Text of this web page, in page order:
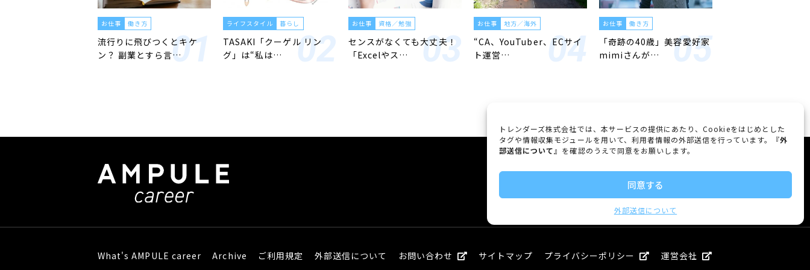
トレンダーズ株式会社では、本サービスの提供にあたり、Cookieをはじめとした
タグや情報収集モジュールを用いて、利用者情報の外部送信を行っています。『外
部送信について 』を確認のうえで同意をお願いします。
同意する
外部送信について
お仕事 働き方
流行りに飛びつくとキケ
ン？ 副業とすら言…
ライフスタイル 暮らし
TASAKI「クーゲル リン
グ」は“私は…
お仕事 資格／勉強
センスがなくても大丈夫！
「Excelやス…
お仕事 地方／海外
“CA、YouTuber、ECサイ
ト運営…
お仕事 働き方
「奇跡の40歳」美容愛好家
mimiさんが…
What's AMPULE career Archive ご利用規定 外部送信について お問い合わせ サイトマップ プライバシーポリシー 運営会社